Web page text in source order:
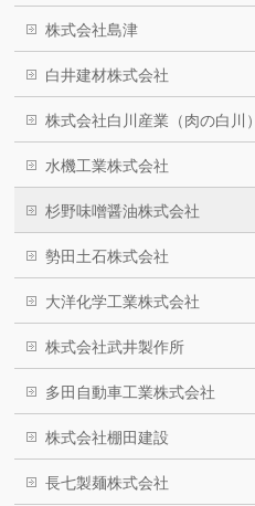
株式会社島津
白井建材株式会社
株式会社白川産業（肉の白川）
水機工業株式会社
杉野味噌醤油株式会社
勢田土石株式会社
大洋化学工業株式会社
株式会社武井製作所
多田自動車工業株式会社
株式会社棚田建設
長七製麺株式会社